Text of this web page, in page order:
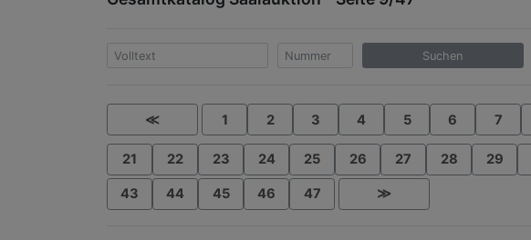
Suchen
≪ 1 2 3 4 5 6 7
21 22 23 24 25 26 27 28 29
43 44 45 46 47 ≫